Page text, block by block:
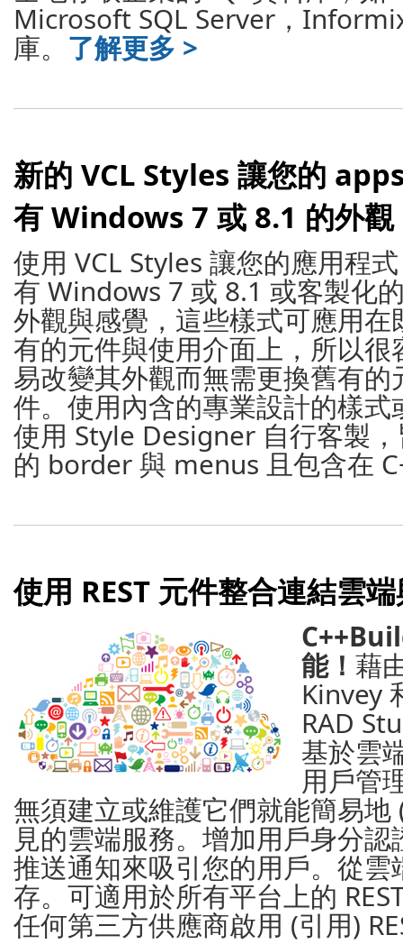
Microsoft SQL Server，
庫。 了解更多 >
新的 VCL Styles 讓您的
有 Windows 7 或 8.1 的外觀
使用 VCL Styles 讓您的應用程式
有 Windows 7 或 8.1 或客製化
外觀與感覺，這些樣式可應用在
有的元件與使用介面上，所以很
易改變其外觀而無需更換舊有的
件。使用內含的專業設計的樣式
使用 Style Designer 自行客製
的 border 與 menus 且包含在
使用 REST 元件整合連結雲
能！ 藉
Kinvey
RAD
基於雲
用戶管
無須建立或維護它們就能簡易地
見的雲端服務。增加用戶身分
推送通知來吸引您的用戶。從
存。可適用於所有平台上的
任何第三方供應商啟用 (引用)